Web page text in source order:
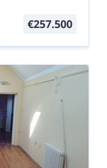
€257.500